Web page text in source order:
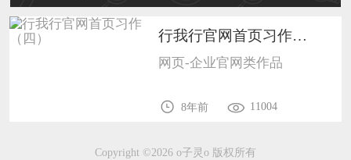
恭喜138****8638用户作品已成功备案！
恭喜133****9020用户作品已成功备案！
恭喜136****9807用户作品已成功备案！
行我行官网首页习作（四）1201
网页-企业官网类作品
8年前 11004
Copyright ©2026 o子灵o 版权所有